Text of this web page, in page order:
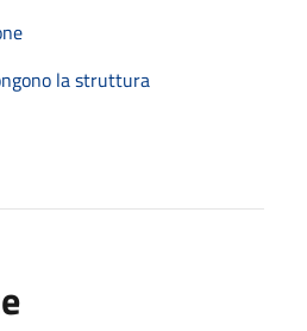
la struttura